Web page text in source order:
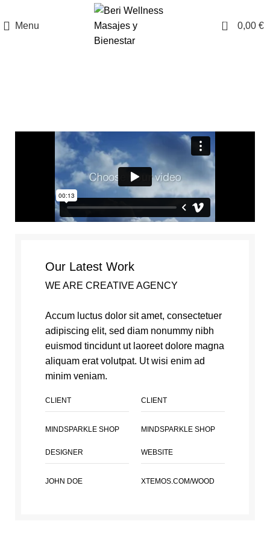
Menu 0 0,00 €
Our Latest Work
WE ARE CREATIVE AGENCY
Accum luctus dolor sit amet, consectetuer
adipiscing elit, sed diam nonummy nibh
euismod tincidunt ut laoreet dolore magna
aliquam erat volutpat. Ut wisi enim ad
minim veniam.
CLIENT
MINDSPARKLE SHOP
CLIENT
MINDSPARKLE SHOP
DESIGNER
JOHN DOE
WEBSITE
XTEMOS.COM/WOOD